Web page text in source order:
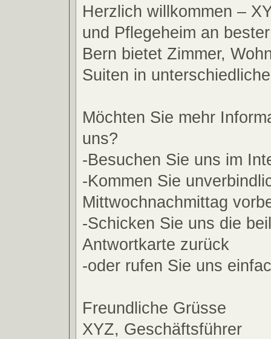
Herzlich willkommen –
und Pflegeheim an
Bern bietet Zimmer,
Suiten in
Möchten Sie mehr
uns?
-Besuchen Sie uns im
-Kommen Sie
Mittwochnachmittag
-Schicken Sie uns die
Antwortkarte zurück
-oder rufen Sie uns
Freundliche Grüsse
XYZ, Geschäftsführer